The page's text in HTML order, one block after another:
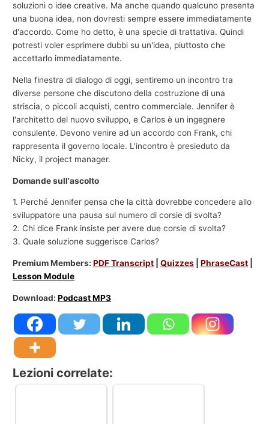
soluzioni o idee creative. Ma anche quando qualcuno presenta
una buona idea, non dovresti sempre essere immediatamente
d'accordo. Come ho detto, è una specie di trattativa. Quindi
potresti voler esprimere dubbi su un'idea, piuttosto che
accettarlo immediatamente.
Nella finestra di dialogo di oggi, sentiremo un incontro tra
diverse persone che discutono della costruzione di una
striscia, o piccoli acquisti, centro commerciale. Jennifer è
l'architetto del nuovo sviluppo, e Carlos è un ingegnere
consulente. Devono venire ad un accordo con Frank, chi
rappresenta il governo locale. L'incontro è presieduto da
Nicky, il project manager.
Domande sull'ascolto
1. Perché Jennifer pensa che la città dovrebbe concedere allo
sviluppatore una pausa sul numero di corsie di svolta?
2. Chi dice Frank insiste per avere due corsie di svolta?
3. Quale soluzione suggerisce Carlos?
Premium Members:PDF Transcript |Quizzes |PhraseCast
Lesson Module
Download:Podcast MP3
Lezioni correlate: